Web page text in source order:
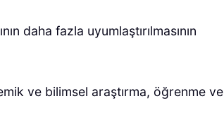
daha fazla uyumlaştırılmasının
ve bilimsel araştırma, öğrenme ve